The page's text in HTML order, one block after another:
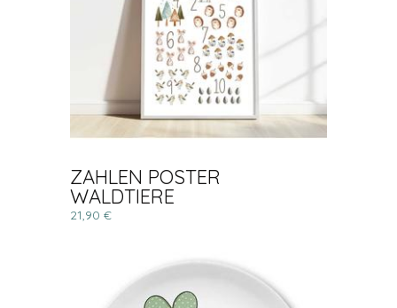
ZAHLEN POSTER
WALDTIERE
21,90 €